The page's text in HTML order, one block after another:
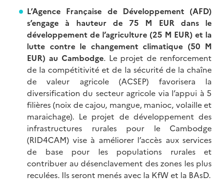
L’Agence Française de Développement (AFD)
s’engage à hauteur de 75 M EUR dans le
développement de l’agriculture (25 M EUR) et la
lutte contre le changement climatique (50 M
EUR) au Cambodge. Le projet de renforcement
de la compétitivité et de la sécurité de la chaîne
de valeur agricole (ACSEP) favorisera la
diversification du secteur agricole via l’appui à 5
filières (noix de cajou, mangue, manioc, volaille et
maraichage). Le projet de développement des
infrastructures rurales pour le Cambodge
(RID4CAM) vise à améliorer l’accès aux services
de base pour les populations rurales et
contribuer au désenclavement des zones les plus
reculées. Ils seront menés avec la KfW et la BAsD.